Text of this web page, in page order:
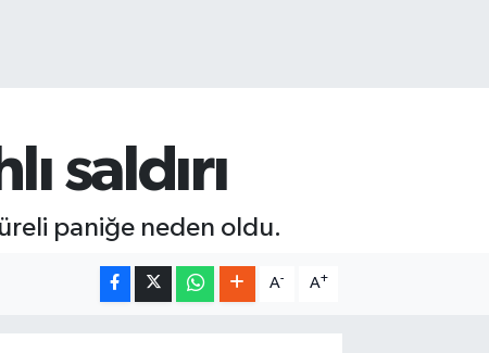
saldırı
paniğe neden oldu.
A- A+